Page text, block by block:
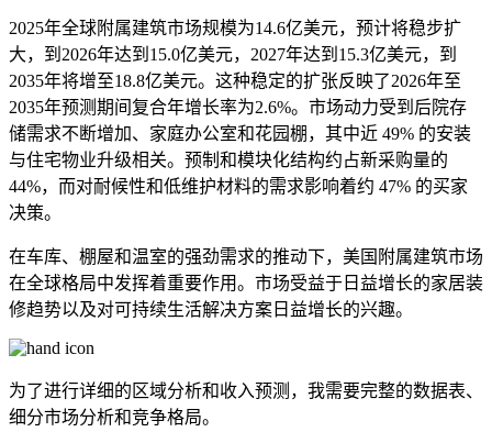
2025年全球附属建筑市场规模为14.6亿美元，预计将稳步扩
大，到2026年达到15.0亿美元，2027年达到15.3亿美元，到
2035年将增至18.8亿美元。这种稳定的扩张反映了2026年至
2035年预测期间复合年增长率为2.6%。市场动力受到后院存
储需求不断增加、家庭办公室和花园棚，其中近 49% 的安装
与住宅物业升级相关。预制和模块化结构约占新采购量的
44%，而对耐候性和低维护材料的需求影响着约 47% 的买家
决策。
在车库、棚屋和温室的强劲需求的推动下，美国附属建筑市场
在全球格局中发挥着重要作用。市场受益于日益增长的家居装
修趋势以及对可持续生活解决方案日益增长的兴趣。
为了进行详细的区域分析和收入预测，我需要完整的数据表、
细分市场分析和竞争格局。